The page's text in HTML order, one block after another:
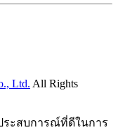
Ltd. All Rights
ระสบการณ์ที่ดีในการ